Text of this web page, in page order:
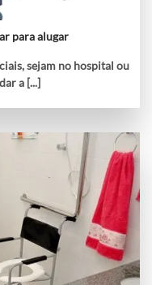
para alugar
sejam no hospital ou
a [...]